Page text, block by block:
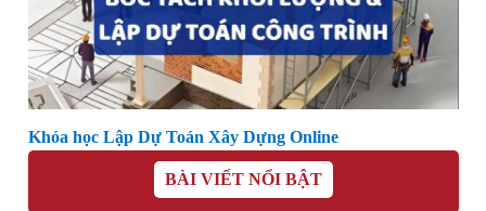
Khóa học Lập Dự Toán Xây Dựng Online
BÀI VIẾT NỔI BẬT